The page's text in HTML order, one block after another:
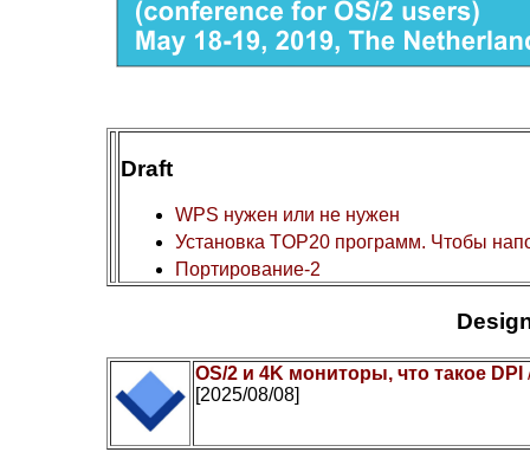
Draft
WPS нужен или не нужен
Установка TOP20 программ. Чтобы
Портирование-2
OS/2 и 4K мониторы, что такое DPI
[2025/08/08]